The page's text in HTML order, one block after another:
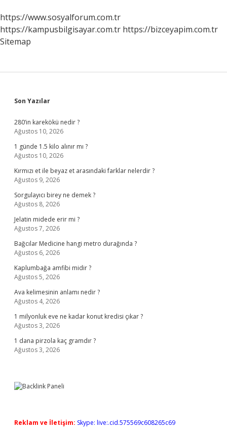
https://www.sosyalforum.com.tr
https://kampusbilgisayar.com.tr https://bizceyapim.com.tr
Sitemap
Sidebar
Son Yazılar
280’in karekökü nedir ?
Ağustos 10, 2026
1 günde 1.5 kilo alınır mı ?
Ağustos 10, 2026
Kırmızı et ile beyaz et arasındaki farklar nelerdir ?
Ağustos 9, 2026
Sorgulayıcı birey ne demek ?
Ağustos 8, 2026
Jelatin midede erir mi ?
Ağustos 7, 2026
Bağcılar Medicine hangi metro durağında ?
Ağustos 6, 2026
Kaplumbağa amfibi midir ?
Ağustos 5, 2026
Ava kelimesinin anlamı nedir ?
Ağustos 4, 2026
1 milyonluk eve ne kadar konut kredisi çıkar ?
Ağustos 3, 2026
1 dana pirzola kaç gramdır ?
Ağustos 3, 2026
Reklam ve İletişim: Skype: live:.cid.575569c608265c69